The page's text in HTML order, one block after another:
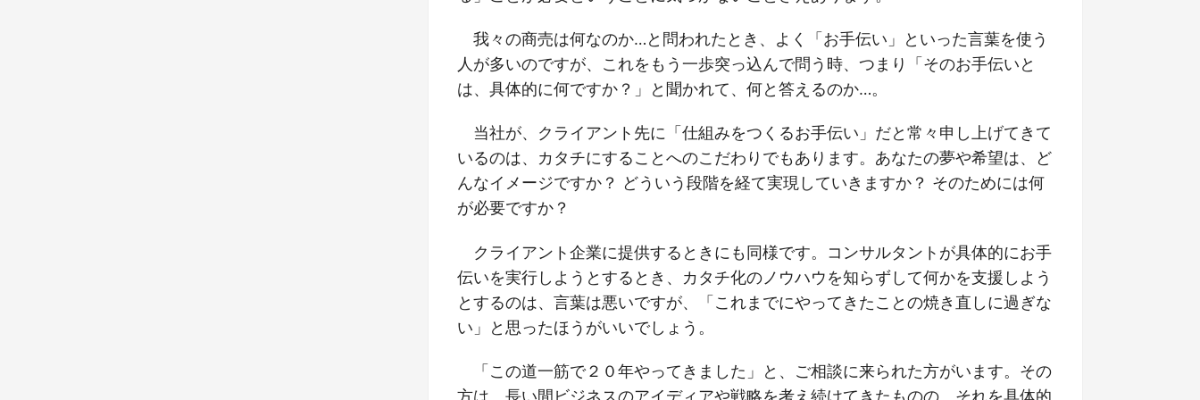
我々の商売は何なのか…と問われたとき、よく「お手伝い」といった言葉を使う
人が多いのですが、これをもう一歩突っ込んで問う時、つまり「そのお手伝いと
は、具体的に何ですか？」と聞かれて、何と答えるのか…。
当社が、クライアント先に「仕組みをつくるお手伝い」だと常々申し上げてきて
いるのは、カタチにすることへのこだわりでもあります。あなたの夢や希望は、ど
んなイメージですか？ どういう段階を経て実現していきますか？ そのためには何
が必要ですか？
クライアント企業に提供するときにも同様です。コンサルタントが具体的にお手
伝いを実行しようとするとき、カタチ化のノウハウを知らずして何かを支援しよう
とするのは、言葉は悪いですが、「これまでにやってきたことの焼き直しに過ぎな
い」と思ったほうがいいでしょう。
「この道一筋で２０年やってきました」と、ご相談に来られた方がいます。その
方は、長い間ビジネスのアイディアや戦略を考え続けてきたものの、それを具体的